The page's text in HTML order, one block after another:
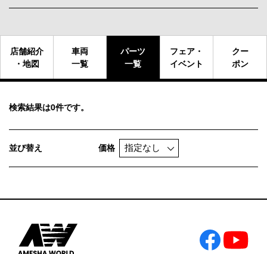
店舗紹介
・地図
車両
一覧
パーツ
一覧
フェア・
イベント
クー
ポン
検索結果は0件です。
並び替え 価格